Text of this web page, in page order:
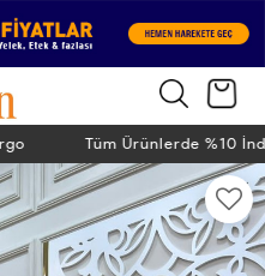
Tüm Ürünlerde %10